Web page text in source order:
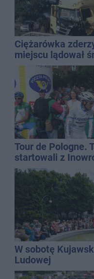
Ciężarówka
miejscu lądował
Tour de Pologne.
startowali z
W sobotę
Ludowej